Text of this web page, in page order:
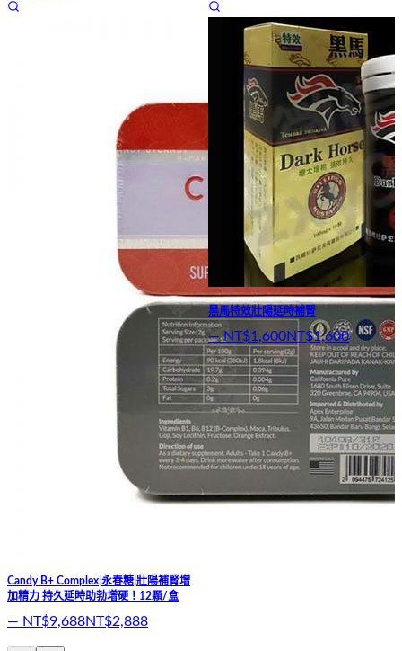
Candy B+ Complex|永春糖|壯陽補腎增
加精力 持久延時助勃增硬！12顆/盒
— NT$9,688NT$2,888
黑馬特效壯陽延時補腎
—NT$1,600NT$1,600